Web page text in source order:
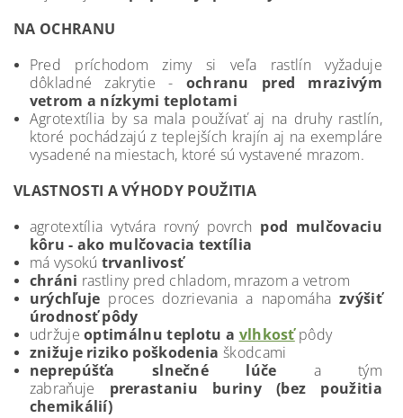
NA OCHRANU
Pred príchodom zimy si veľa rastlín vyžaduje
dôkladné zakrytie - ochranu pred mrazivým
vetrom a nízkymi teplotami
Agrotextília by sa mala používať aj na druhy rastlín,
ktoré pochádzajú z teplejších krajín aj na exempláre
vysadené na miestach, ktoré sú vystavené mrazom.
VLASTNOSTI A VÝHODY POUŽITIA
agrotextília vytvára rovný povrch pod mulčovaciu
kôru - ako mulčovacia textília
má vysokú trvanlivosť
chráni rastliny pred chladom, mrazom a vetrom
urýchľuje proces dozrievania a napomáhazvýšiť
úrodnosť pôdy
udržujeoptimálnu teplotu a vlhkosťpôdy
znižuje riziko poškodenia škodcami
neprepúšťa slnečné lúče a tým
zabraňuje prerastaniu
buriny (bez použitia
chemikálií)